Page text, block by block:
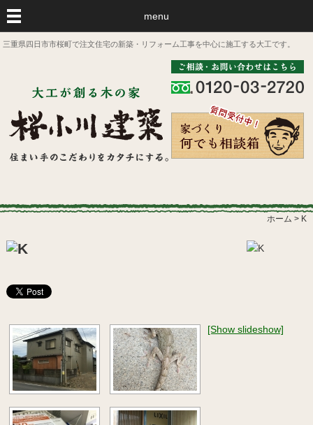
menu
三重県四日市市桜町で注文住宅の新築・リフォーム工事を中心に施工する大工です。
ホーム > K
[Show slideshow]